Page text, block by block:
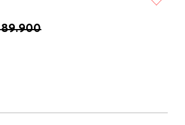
89.900